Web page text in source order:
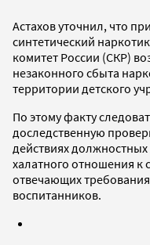
Астахов уточнил, что
синтетический
комитет России (СКР)
незаконного сбыта
территории детского
По этому факту
доследственную
действиях
халатного отношения к
отвечающих
воспитанников.